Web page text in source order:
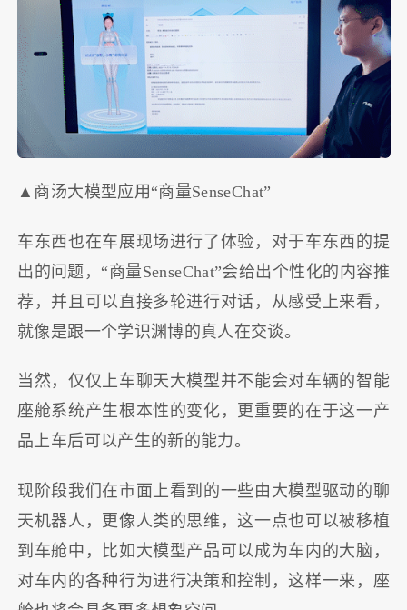
▲商汤大模型应用“商量SenseChat”
车东西也在车展现场进行了体验，对于车东西的提
出的问题，“商量SenseChat”会给出个性化的内容推
荐，并且可以直接多轮进行对话，从感受上来看，
就像是跟一个学识渊博的真人在交谈。
当然，仅仅上车聊天大模型并不能会对车辆的智能
座舱系统产生根本性的变化，更重要的在于这一产
品上车后可以产生的新的能力。
现阶段我们在市面上看到的一些由大模型驱动的聊
天机器人，更像人类的思维，这一点也可以被移植
到车舱中，比如大模型产品可以成为车内的大脑，
对车内的各种行为进行决策和控制，这样一来，座